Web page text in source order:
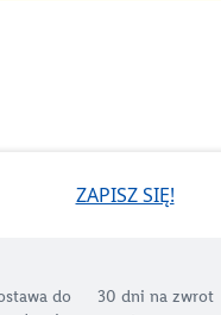
ZAPISZ SIĘ!
do
30 dni na zwrot